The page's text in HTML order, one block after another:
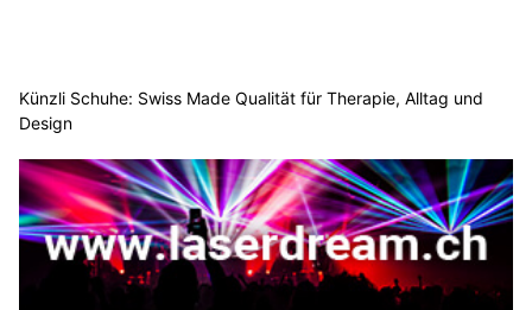
Künzli Schuhe: Swiss Made Qualität für Therapie, Alltag und
Design